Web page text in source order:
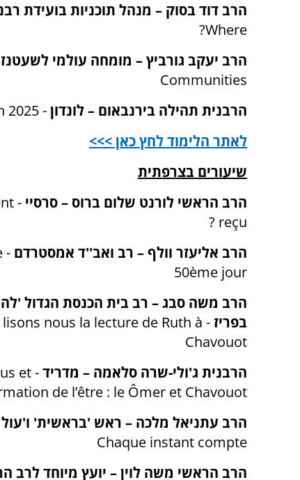
הרב דוד בסוק – מנהל תוכניות בועידת
Where
?
הרב יעקב גורביץ – מומחה עולמי לשעטנז
Communities
הרבנית תהילה בירנבאום – לונדון-
2025
לאתר הלימוד לחץ כאן >>>
שיעורים בצרפתית
הרב הראשי לורנט שלום ברוס – סרסיי -
reçu
?
הרב אליעזר וולף – רב ואב''ד אמסטרדם -
50ème jour
הרב משה סבג – רב בית הכנסת הגדול 'לה
בפריז -
nous la lecture de Ruth à
Chavouot
הרבנית ג'ולי-שרה סלאמה – מדריד-
et
de l’être : le Ômer et Chavouot
הרב עתניאל מלכה – ראש 'בראשית'
Chaque instant compte
הרב הראשי משה לוין – יועץ מיוחד לרב